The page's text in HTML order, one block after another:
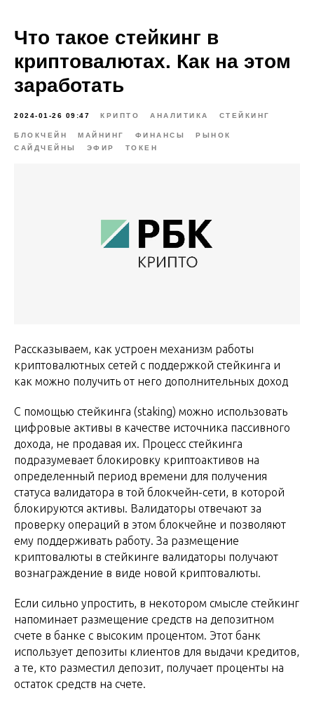
Что такое стейкинг в
криптовалютах. Как на этом
заработать
2024-01-26 09:47 КРИПТО АНАЛИТИКА СТЕЙКИНГ
БЛОКЧЕЙН МАЙНИНГ ФИНАНСЫ
РЫНОК
САЙДЧЕЙНЫ
ЭФИР ТОКЕН
Рассказываем, как устроен механизм работы
криптовалютных сетей с поддержкой стейкинга и
как можно получить от него дополнительных доход
С помощью стейкинга (staking) можно использовать
цифровые активы в качестве источника пассивного
дохода, не продавая их. Процесс стейкинга
подразумевает блокировку криптоактивов на
определенный период времени для получения
статуса валидатора в той блокчейн-сети, в которой
блокируются активы. Валидаторы отвечают за
проверку операций в этом блокчейне и позволяют
ему поддерживать работу. За размещение
криптовалюты в стейкинге валидаторы получают
вознаграждение в виде новой криптовалюты.
Если сильно упростить, в некотором смысле стейкинг
напоминает размещение средств на депозитном
счете в банке с высоким процентом. Этот банк
использует депозиты клиентов для выдачи кредитов,
а те, кто разместил депозит, получает проценты на
остаток средств на счете.